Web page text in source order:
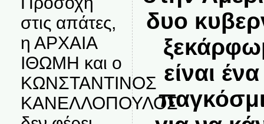
στις απάτες,
η ΑΡΧΑΙΑ
ΙΘΩΜΗ και ο
ΚΩΝΣΤΑΝΤΙΝΟΣ
ΚΑΝΕΛΛΟΠΟΥΛΟΣ
δυο
είναι